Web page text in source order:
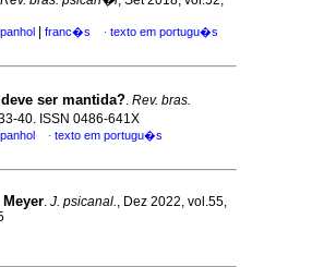
franc�s · texto em portugu�s
ser mantida?. Rev. bras.
40. ISSN 0486-641X
· texto em portugu�s
. J. psicanal., Dez 2022, vol.55,